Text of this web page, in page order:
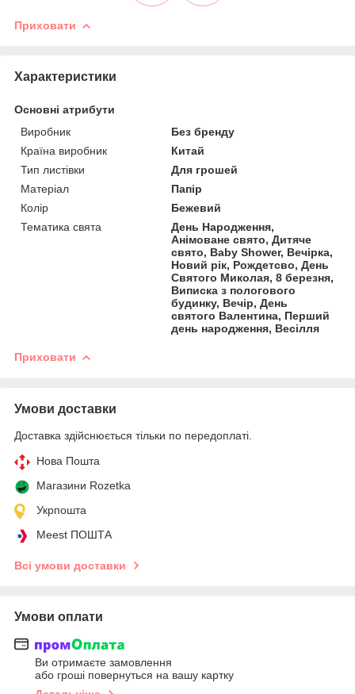
Приховати
Характеристики
Основні атрибути
Виробник
Без бренду
Країна виробник
Китай
Тип листівки
Для грошей
Матеріал
Папір
Колір
Бежевий
Тематика свята
День Народження,
Анімоване свято, Дитяче
свято, Baby Shower, Вечірка,
Новий рік, Рождетсво, День
Святого Миколая, 8 березня,
Виписка з пологового
будинку, Вечір, День
святого Валентина, Перший
день народження, Весілля
Приховати
Умови доставки
Доставка здійснюється тільки по передоплаті.
Нова Пошта
Магазини Rozetka
Укрпошта
Meest ПОШТА
Всі умови доставки
Умови оплати
Ви отримаєте замовлення
або гроші повернуться на вашу картку